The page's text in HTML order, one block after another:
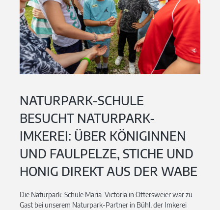
NATURPARK-SCHULE
BESUCHT NATURPARK-
IMKEREI: ÜBER KÖNIGINNEN
UND FAULPELZE, STICHE UND
HONIG DIREKT AUS DER WABE
Die Naturpark-Schule Maria-Victoria in Ottersweier war zu
Gast bei unserem Naturpark-Partner in Bühl, der Imkerei